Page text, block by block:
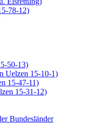
78-12)
50-13)
Uelzen 15-10-1)
15-47-11)
15-31-12)
Bundesländer